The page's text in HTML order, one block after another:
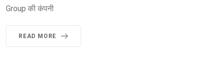
Group की कंपनी
READ MORE